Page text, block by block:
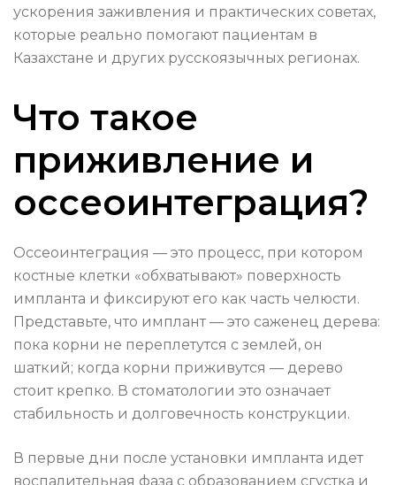
ускорения заживления и практических советах,
которые реально помогают пациентам в
Казахстане и других русскоязычных регионах.
Что такое
приживление и
оссеоинтеграция?
Оссеоинтеграция — это процесс, при котором
костные клетки «обхватывают» поверхность
импланта и фиксируют его как часть челюсти.
Представьте, что имплант — это саженец дерева:
пока корни не переплетутся с землей, он
шаткий; когда корни приживутся — дерево
стоит крепко. В стоматологии это означает
стабильность и долговечность конструкции.
В первые дни после установки импланта идет
воспалительная фаза с образованием сгустка и